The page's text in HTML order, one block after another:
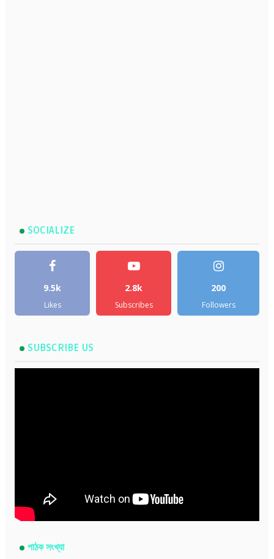
SOCIALIZE
9.5k
Likes
2.8k
Subscribes
200
Followers
SUBSCRIBE US
পাঠক সংখ্যা